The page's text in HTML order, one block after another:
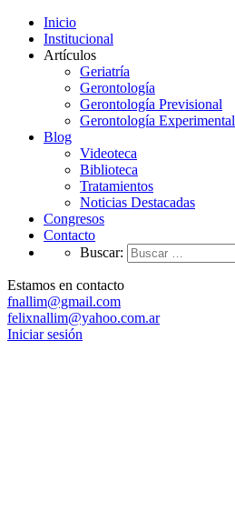
Inicio
Institucional
Artículos
Geriatría
Gerontología
Gerontología Previsional
Gerontología Experimental
Blog
Videoteca
Biblioteca
Tratamientos
Noticias Destacadas
Congresos
Contacto
Buscar:
Estamos en contacto
fnallim@gmail.com
felixnallim@yahoo.com.ar
Iniciar sesión